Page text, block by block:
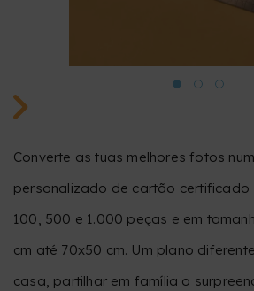
Converte as tuas melhores fotos
personalizado de cartão certificado
100, 500 e 1.000 peças e em
cm até 70x50 cm. Um plano
casa, partilhar em família o